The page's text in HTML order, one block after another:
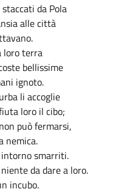
da Pola
alle città
loro terra
bellissime
ignoto.
li accoglie
loro il cibo;
può fermarsi,
nemica.
smarriti.
da dare a loro.
incubo.